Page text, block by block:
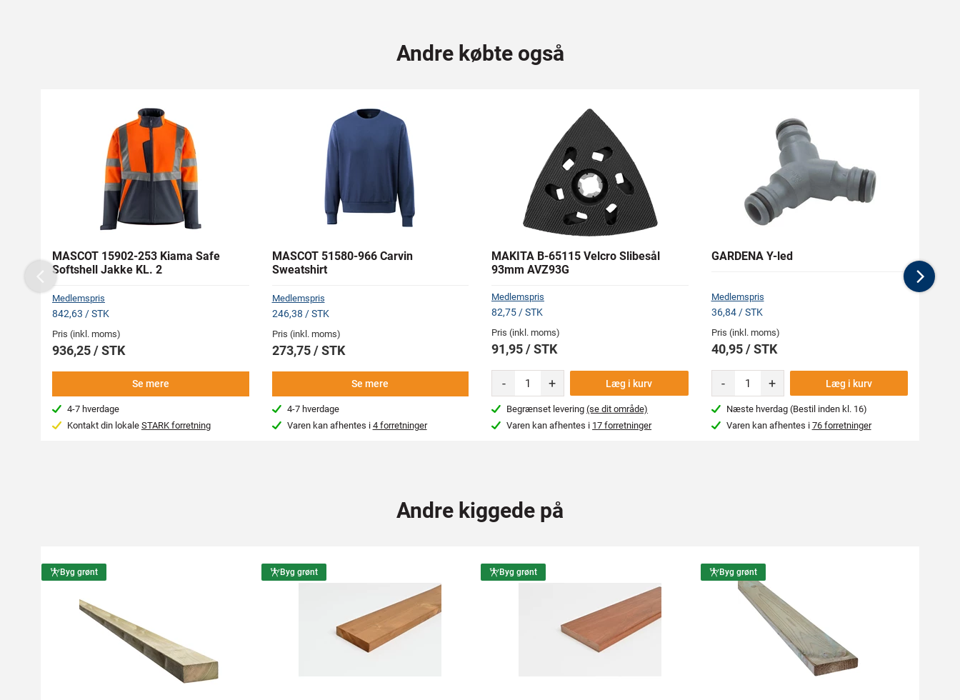
Andre købte også
MASCOT 15902-253 Kiama Safe
Softshell Jakke KL. 2
Medlemspris
842,63 / STK
Pris (inkl. moms)
936,25 / STK
Se mere
4-7 hverdage
Kontakt din lokale STARK forretning
MASCOT 51580-966 Carvin
Sweatshirt
Medlemspris
246,38 / STK
Pris (inkl. moms)
273,75 / STK
Se mere
4-7 hverdage
Varen kan afhentes i 4 forretninger
MAKITA B-65115 Velcro Slibesål
93mm AVZ93G
Medlemspris
82,75 / STK
Pris (inkl. moms)
91,95 / STK
- + Læg i kurv
Begrænset levering(se dit område)
Varen kan afhentes i 17 forretninger
GARDENA Y-led
Medlemspris
36,84 / STK
Pris (inkl. moms)
40,95 / STK
- + Læg i kurv
Næste hverdag (Bestil inden kl. 16)
Varen kan afhentes i 76 forretninger
Previous
Andre kiggede på
Byg grønt Byg grønt Byg grønt Byg grønt